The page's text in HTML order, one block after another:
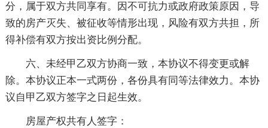
分，属于双方共同享有。因不可抗力或政府政策原因，导
致的房产灭失、被征收等情形出现，风险有双方共担，所
得补偿有双方按出资比例分配。
六、未经甲乙双方协商一致，本协议不得变更或解
除。本协议正本一式两份，各份具有同等法律效力。本协
议自甲乙双方签字之日起生效。
房屋产权共有人签字：